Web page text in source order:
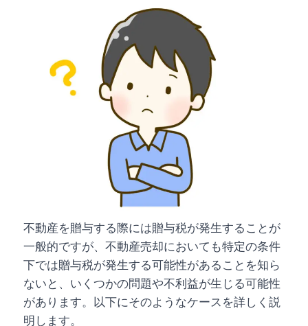
不動産を贈与する際には贈与税が発生することが
一般的ですが、不動産売却においても特定の条件
下では贈与税が発生する可能性があることを知ら
ないと、いくつかの問題や不利益が生じる可能性
があります。以下にそのようなケースを詳しく説
明します。